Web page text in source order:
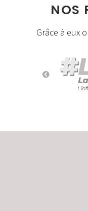
NOS
Grâce à eux